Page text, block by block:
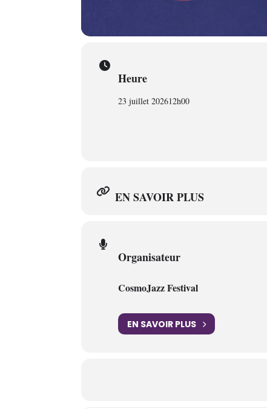
Heure
23 juillet 202612h00
EN SAVOIR PLUS
Organisateur
CosmoJazz Festival
EN SAVOIR PLUS